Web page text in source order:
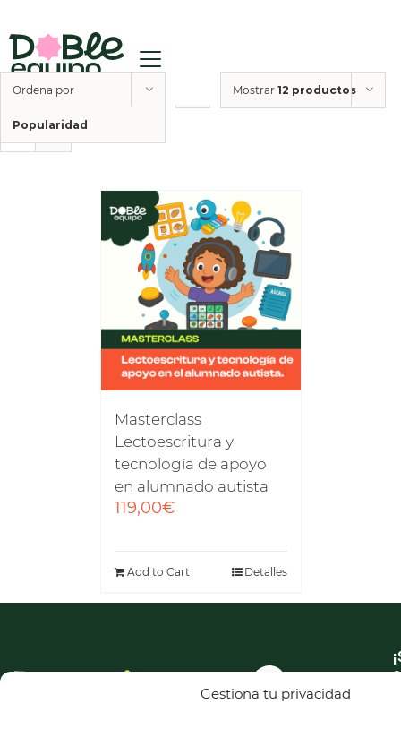
Gestiona tu privacidad
Ordena por
Popularidad
Mostrar 12 productos
Masterclass
Lectoescritura y
tecnología de apoyo
en alumnado autista
119,00€
Add to Cart Detalles
a